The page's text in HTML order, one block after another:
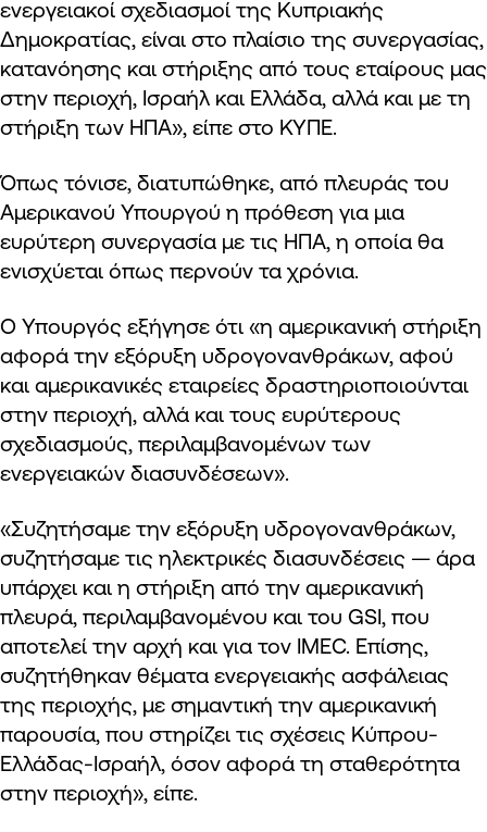
ενεργειακοί σχεδιασμοί της Κυπριακής
Δημοκρατίας, είναι στο πλαίσιο της συνεργασίας,
κατανόησης και στήριξης από τους εταίρους μας
στην περιοχή, Ισραήλ και Ελλάδα, αλλά και με τη
στήριξη των ΗΠΑ», είπε στο ΚΥΠΕ.
Όπως τόνισε, διατυπώθηκε, από πλευράς του
Αμερικανού Υπουργού η πρόθεση για μια
ευρύτερη συνεργασία με τις ΗΠΑ, η οποία θα
ενισχύεται όπως περνούν τα χρόνια.
Ο Υπουργός εξήγησε ότι «η αμερικανική στήριξη
αφορά την εξόρυξη υδρογονανθράκων, αφού
και αμερικανικές εταιρείες δραστηριοποιούνται
στην περιοχή, αλλά και τους ευρύτερους
σχεδιασμούς, περιλαμβανομένων των
ενεργειακών διασυνδέσεων».
«Συζητήσαμε την εξόρυξη υδρογονανθράκων,
συζητήσαμε τις ηλεκτρικές διασυνδέσεις — άρα
υπάρχει και η στήριξη από την αμερικανική
πλευρά, περιλαμβανομένου και του GSI, που
αποτελεί την αρχή και για τον IMEC. Επίσης,
συζητήθηκαν θέματα ενεργειακής ασφάλειας
της περιοχής, με σημαντική την αμερικανική
παρουσία, που στηρίζει τις σχέσεις Κύπρου-
Ελλάδας-Ισραήλ, όσον αφορά τη σταθερότητα
στην περιοχή», είπε.